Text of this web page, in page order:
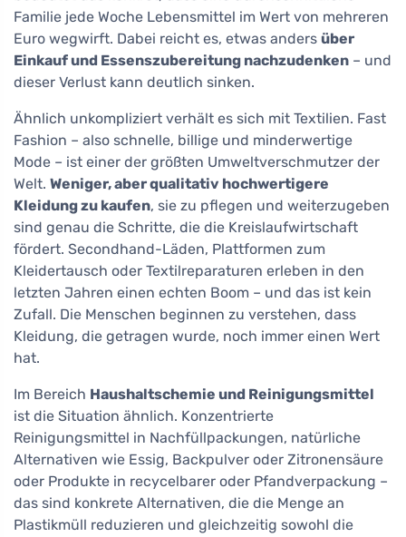
Familie jede Woche Lebensmittel im Wert von mehreren
Euro wegwirft. Dabei reicht es, etwas anders über
Einkauf und Essenszubereitung nachzudenken – und
dieser Verlust kann deutlich sinken.
Ähnlich unkompliziert verhält es sich mit Textilien. Fast
Fashion – also schnelle, billige und minderwertige
Mode – ist einer der größten Umweltverschmutzer der
Welt. Weniger, aber qualitativ hochwertigere
Kleidung zu kaufen, sie zu pflegen und weiterzugeben
sind genau die Schritte, die die Kreislaufwirtschaft
fördert. Secondhand-Läden, Plattformen zum
Kleidertausch oder Textilreparaturen erleben in den
letzten Jahren einen echten Boom – und das ist kein
Zufall. Die Menschen beginnen zu verstehen, dass
Kleidung, die getragen wurde, noch immer einen Wert
hat.
Im Bereich Haushaltschemie und Reinigungsmittel
ist die Situation ähnlich. Konzentrierte
Reinigungsmittel in Nachfüllpackungen, natürliche
Alternativen wie Essig, Backpulver oder Zitronensäure
oder Produkte in recycelbarer oder Pfandverpackung –
das sind konkrete Alternativen, die die Menge an
Plastikmüll reduzieren und gleichzeitig sowohl die